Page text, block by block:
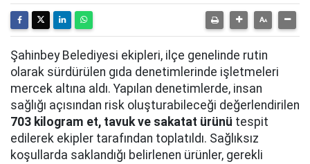
Şahinbey Belediyesi ekipleri, ilçe genelinde rutin
olarak sürdürülen gıda denetimlerinde işletmeleri
mercek altına aldı. Yapılan denetimlerde, insan
sağlığı açısından risk oluşturabileceği değerlendirilen
703 kilogram et, tavuk ve sakatat ürünü tespit
edilerek ekipler tarafından toplatıldı. Sağlıksız
koşullarda saklandığı belirlenen ürünler, gerekli